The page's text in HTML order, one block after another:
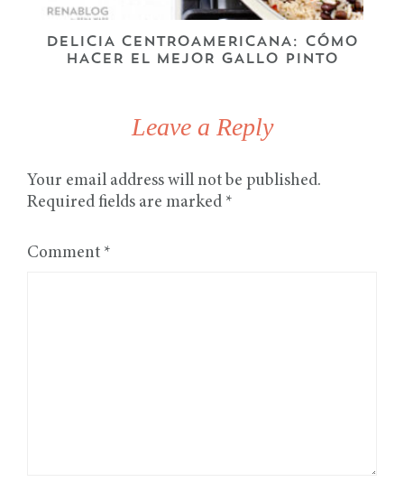
DELICIA CENTROAMERICANA: CÓMO
HACER EL MEJOR GALLO PINTO
Leave a Reply
Your email address will not be published.
Required fields are marked *
Comment *